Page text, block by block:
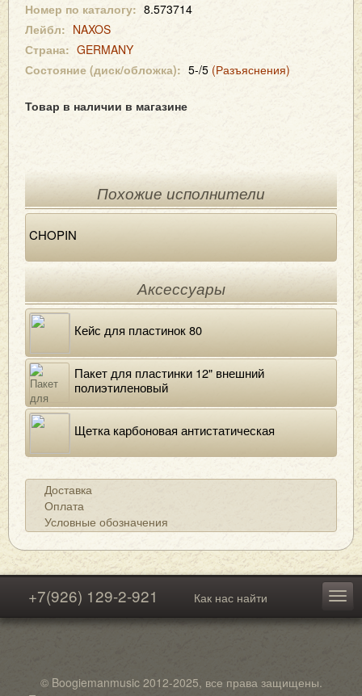
Номер по каталогу: 8.573714
Лейбл: NAXOS
Страна: GERMANY
Состояние (диск/обложка): 5-/5 (Разъяснения)
Товар в наличии в магазине
Похожие исполнители
CHOPIN
Аксессуары
Кейс для пластинок 80
Пакет для пластинки 12" внешний
полиэтиленовый
Щетка карбоновая антистатическая
Доставка
Оплата
Условные обозначения
+7(926) 129-2-921 Как нас найти
© Boogiemanmusic 2012-2025, все права защищены.